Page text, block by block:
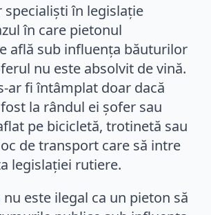
specialiști în legislație
în care pietonul
află sub influența băuturilor
nu este absolvit de vină.
ar fi întâmplat doar dacă
la rândul ei șofer sau
pe bicicletă, trotinetă sau
de transport care să intre
legislației rutiere.
nu este ilegal ca un pieton să